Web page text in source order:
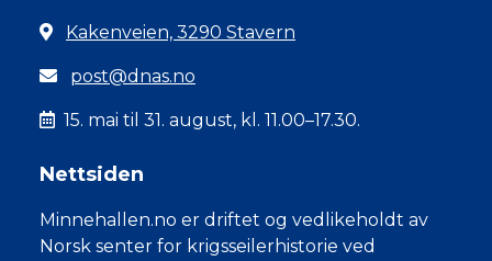
Kakenveien, 3290 Stavern
post@dnas.no
15. mai til 31. august, kl. 11.00–17.30.
Nettsiden
Minnehallen.no er driftet og vedlikeholdt av
Norsk senter for krigsseilerhistorie ved